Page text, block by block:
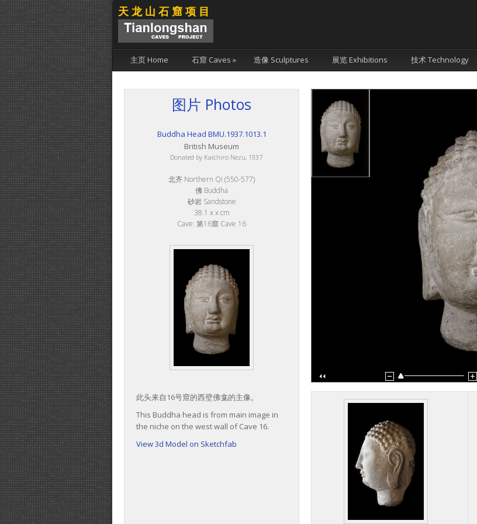
天龙山石窟项目
主页 Home 石窟 Caves » 造像 Sculptures 展览 Exhibitions 技术 Technology
图片 Photos
Buddha Head BMU.1937.1013.1
British Museum
Donated by Kaichiro Nezu, 1937
北齐 Northern Qi (550-577)
佛 Buddha
砂岩 Sandstone
38.1 x x cm
Cave: 第16窟 Cave 16
此头来自16号窟的西壁佛龛的主像。
This Buddha head is from main image in
the niche on the west wall of Cave 16.
View 3d Model on Sketchfab